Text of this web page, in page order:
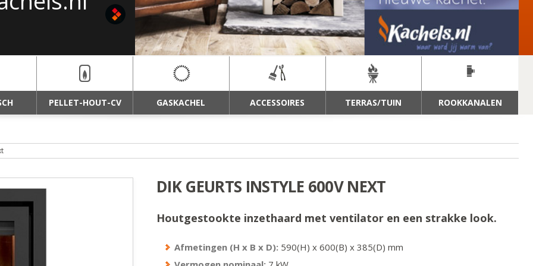
PELLET-HOUT-CV GASKACHEL ACCESSOIRES TERRAS/TUIN ROOKKANALEN
DIK GEURTS INSTYLE 600V NEXT
Houtgestookte inzethaard met ventilator en een strakke look.
Afmetingen (H x B x D): 590(H) x 600(B) x 385(D) mm